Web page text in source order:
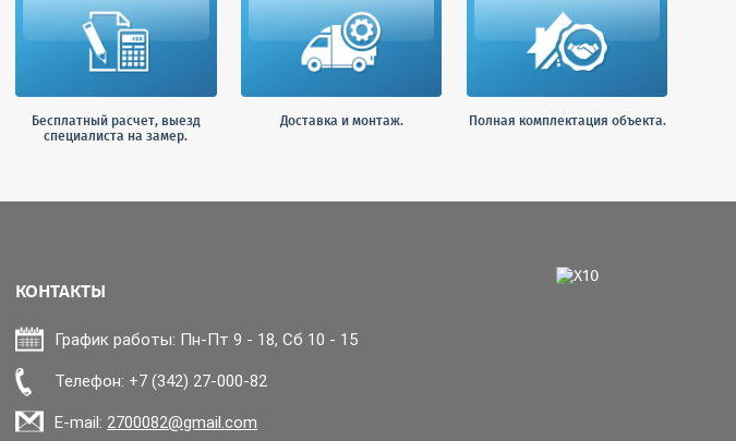
Бесплатный расчет, выезд
специалиста на замер.
Доставка и монтаж. Полная комплектация объекта.
КОНТАКТЫ
График работы: Пн-Пт 9 - 18, Сб 10 - 15
Телефон: +7 (342) 27-000-82
E-mail: 2700082@gmail.com